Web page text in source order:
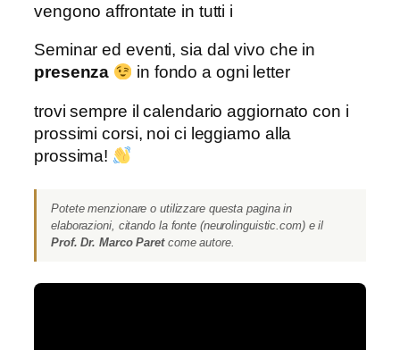
vengono affrontate in tutti i
Seminar ed eventi, sia dal vivo che in
presenza
in fondo a ogni letter
trovi sempre il calendario aggiornato con i
prossimi corsi, noi ci leggiamo alla
prossima!
Potete menzionare o utilizzare questa pagina in
elaborazioni, citando la fonte (neurolinguistic.com) e il
Prof. Dr. Marco Paretcome autore.